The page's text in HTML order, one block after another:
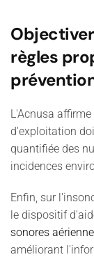
règles
L'Acnusa
d'exploitation
quantifiée des
incidences
Enfin, sur
le dispositif
sonores
améliorant